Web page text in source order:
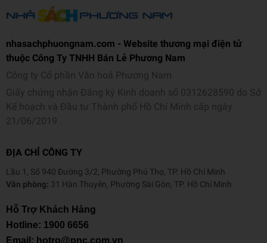
nhasachphuongnam.com - Website thương mại điện tử
thuộc Công Ty TNHH Bán Lẻ Phương Nam
Công ty Cổ phần Văn hoá Phương Nam
Giấy chứng nhận Đăng ký Kinh doanh số 0312628590 do Sở
Kế hoạch và Đầu tư Thành phố Hồ Chí Minh cấp ngày
21/06/2019
ĐỊA CHỈ CÔNG TY
Lầu 1, Số 940 Đường 3/2, Phường Phú Thọ, TP. Hồ Chí Minh
Văn phòng: 31 Hàn Thuyên, Phường Sài Gòn, TP. Hồ Chí Minh
Hỗ Trợ Khách Hàng
Hotline: 1900 6656
Email: hotro@pnc.com.vn